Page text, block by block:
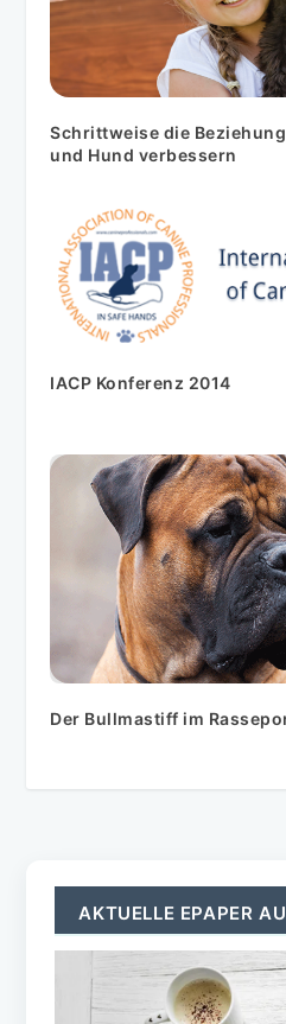
Schrittweise die
und Hund verbessern
IACP Konferenz 2014
Der Bullmastiff im
AKTUELLE EPAPER